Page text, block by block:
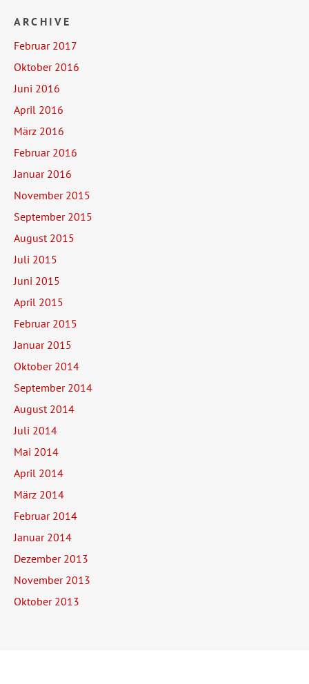
ARCHIVE
Februar 2017
Oktober 2016
Juni 2016
April 2016
März 2016
Februar 2016
Januar 2016
November 2015
September 2015
August 2015
Juli 2015
Juni 2015
April 2015
Februar 2015
Januar 2015
Oktober 2014
September 2014
August 2014
Juli 2014
Mai 2014
April 2014
März 2014
Februar 2014
Januar 2014
Dezember 2013
November 2013
Oktober 2013